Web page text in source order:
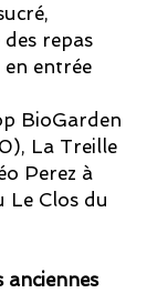
repas
en entrée
BioGarden
La Treille
Perez à
Le Clos du
anciennes